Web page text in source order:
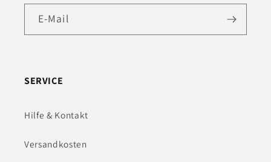
E-Mail
SERVICE
Hilfe & Kontakt
Versandkosten